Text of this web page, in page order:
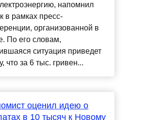
напомнил
в рамках пресс-
организованной в
По его словам,
ситуация приведет
что за 6 тыс. гривен...
оценил идею о
в 10 тысяч к Новому